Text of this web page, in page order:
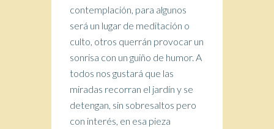
contemplación, para algunos
será un lugar de meditación o
culto, otros querrán provocar un
sonrisa con un guiño de humor. A
todos nos gustará que las
miradas recorran el jardín y se
detengan, sin sobresaltos pero
con interés, en esa pieza